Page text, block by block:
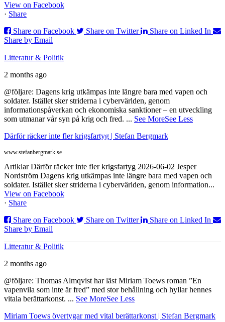
View on Facebook
· Share
Share on Facebook
Share on Twitter
Share on Linked In
Share by Email
Litteratur & Politik
2 months ago
@följare: Dagens krig utkämpas inte längre bara med vapen och
soldater. Istället sker striderna i cybervärlden, genom
informationspåverkan och ekonomiska sanktioner – en utveckling
som utmanar vår syn på krig och fred. ... See MoreSee Less
Därför räcker inte fler krigsfartyg | Stefan Bergmark
www.stefanbergmark.se
Artiklar Därför räcker inte fler krigsfartyg 2026-06-02 Jesper
Nordström Dagens krig utkämpas inte längre bara med vapen och
soldater. Istället sker striderna i cybervärlden, genom information...
View on Facebook
· Share
Share on Facebook
Share on Twitter
Share on Linked In
Share by Email
Litteratur & Politik
2 months ago
@följare: Thomas Almqvist har läst Miriam Toews roman ”En
vapenvila som inte är fred” med stor behållning och hyllar hennes
vitala berättarkonst. ... See MoreSee Less
Miriam Toews övertygar med vital berättarkonst | Stefan Bergmark